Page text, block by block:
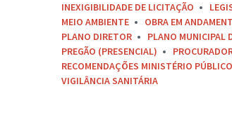
INEXIGIBILIDADE DE LICITAÇÃO
MEIO AMBIENTE
OBRA EM
PLANO DIRETOR
PLANO MUNICIPAL
PREGÃO (PRESENCIAL)
RECOMENDAÇÕES MINISTÉRIO
VIGILÂNCIA SANITÁRIA